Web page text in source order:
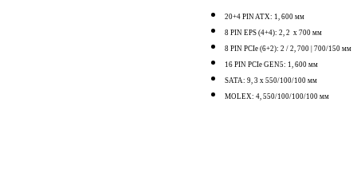
20+4 PIN ATX: 1, 600 мм
8 PIN EPS (4+4): 2, 2 х 700 мм
8 PIN PCIe (6+2): 2 / 2, 700 | 700/150 мм
16 PIN PCIe GEN5: 1, 600 мм
SATA: 9, 3 x 550/100/100 мм
MOLEX: 4, 550/100/100/100 мм